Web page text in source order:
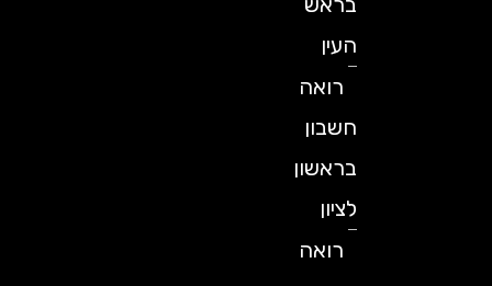
רואה
חשבון
בראשון
רואה